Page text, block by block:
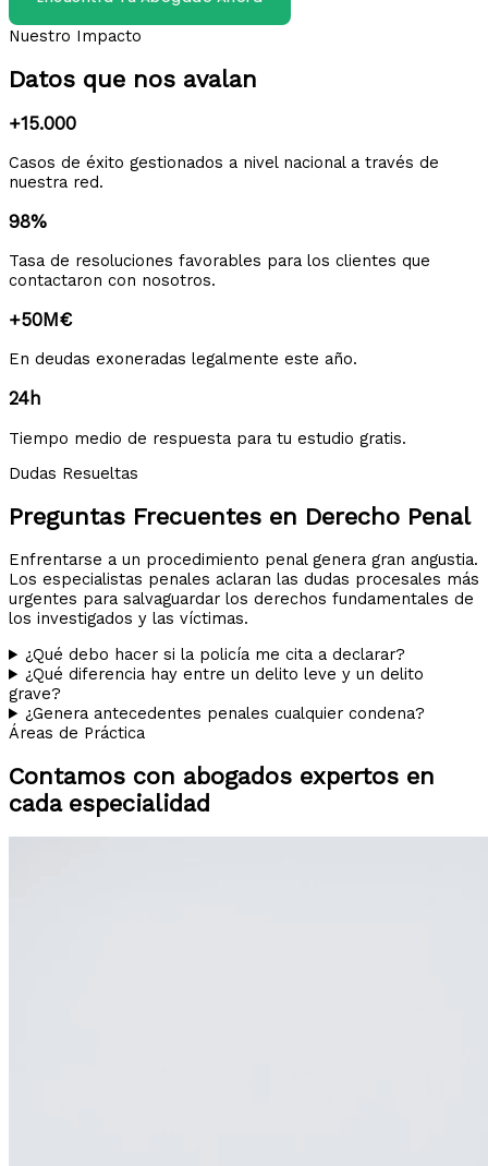
Nuestro Impacto
Datos que nos avalan
+15.000
Casos de éxito gestionados a nivel nacional a través de
nuestra red.
98%
Tasa de resoluciones favorables para los clientes que
contactaron con nosotros.
+50M€
En deudas exoneradas legalmente este año.
24h
Tiempo medio de respuesta para tu estudio gratis.
Dudas Resueltas
Preguntas Frecuentes en Derecho Penal
Enfrentarse a un procedimiento penal genera gran angustia.
Los especialistas penales aclaran las dudas procesales más
urgentes para salvaguardar los derechos fundamentales de
los investigados y las víctimas.
¿Qué debo hacer si la policía me cita a declarar?
¿Qué diferencia hay entre un delito leve y un delito
grave?
¿Genera antecedentes penales cualquier condena?
Áreas de Práctica
Contamos con abogados expertos en
cada especialidad